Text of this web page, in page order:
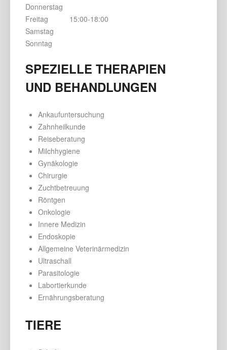
Donnerstag
Freitag
15:00-18:00
Samstag
Sonntag
SPEZIELLE THERAPIEN
UND BEHANDLUNGEN
Ankaufuntersuchung
Zahnheilkunde
Reiseberatung
Milchhygiene
Gynäkologie
Chirurgie
Zuchtbetreuung
Röntgen
Onkologie
Innere Medizin
Endoskopie
Allgemeine Veterinärmedizin
Ultraschall
Parasitologie
Labortierkunde
Ernährungsberatung
TIERE